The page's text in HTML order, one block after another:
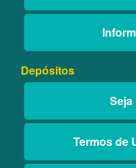
Depósitos
Termos de